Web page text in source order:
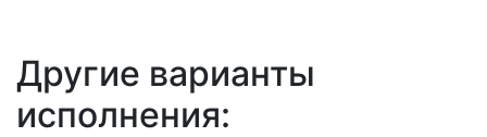
Другие варианты
исполнения: